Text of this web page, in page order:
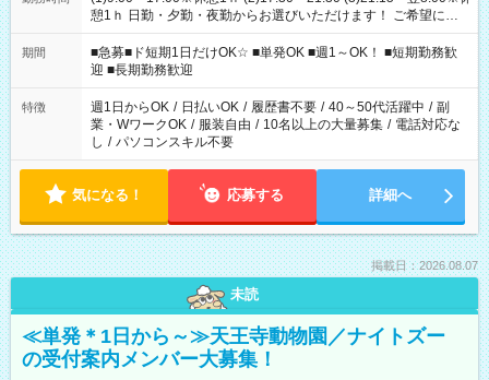
憩1ｈ 日勤・夕勤・夜勤からお選びいただけます！ ご希望に合
わせて働けるお仕事です(*^^*) 【その他選べる勤務時間】 8-17
時/9-17時/9-18時/10-18時/11-21時/18-22時/20-翌4時/21-翌5
時/22-翌6時/0-翌8時 ご自身のご都合で選んで頂ける完全自由シ
フト！
期間
■急募■ド短期1日だけOK☆ ■単発OK ■週1～OK！ ■短期勤務歓
迎 ■長期勤務歓迎
特徴 週1日からOK / 日払いOK / 履歴書不要 / 40～50代活躍中 / 副
業・WワークOK / 服装自由 / 10名以上の大量募集 / 電話対応な
し / パソコンスキル不要
気になる！ 応募する 詳細へ
掲載日：2026.08.07
未読
≪単発＊1日から～≫天王寺動物園／ナイトズー
の受付案内メンバー大募集！